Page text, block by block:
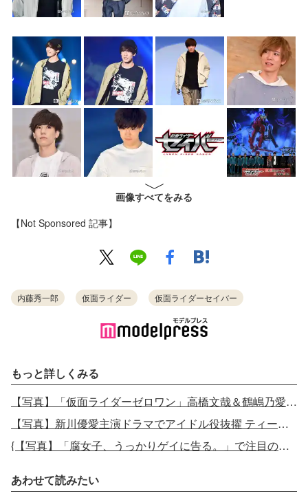
画像すべてをみる
【Not Sponsored 記事】
内藤秀一郎 仮面ライダー 仮面ライダーセイバー
もっと詳しくみる
【写真】「仮面ライダーゼロワン」高橋文哉＆鶴嶋乃愛、2ショットランウェイ
【写真】新川優愛主演ドラマでアイドル役抜擢 ティーンから絶大支持の高身長イケメン・内藤秀一郎の素顔に迫る
{【写真】「腐女子、うっかりゲイに告る。」で注目の内藤秀一郎、 難役に本音も「かなりきつかった」
あわせて読みたい